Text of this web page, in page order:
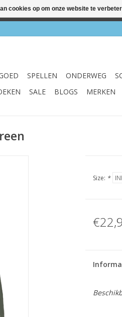
SPELLEN ONDERWEG
SALE BLOGS MERKEN
Size: *
cookies op om onze website te
Winkel & webshop ✔ Gratis